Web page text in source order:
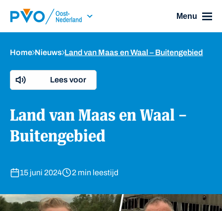
Menu
Home Nieuws Land van Maas en Waal – Buitengebied
Lees voor
Land van Maas en Waal –
Buitengebied
15 juni 2024 2 min leestijd